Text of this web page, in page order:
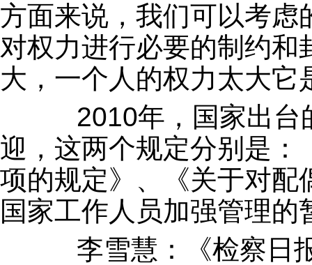
方面来说，我们可以考虑
对权力进行必要的制约
大，一个人的权力太大它
2010年，国家出台
迎，这两个规定分别是：
项的规定》、《关于对配
国家工作人员加强管理的
李雪慧：《检察日报